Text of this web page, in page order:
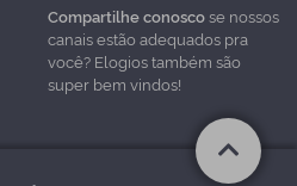
Compartilhe conoscose nossos
canais estão adequados pra
você? Elogios também são
super bem vindos!